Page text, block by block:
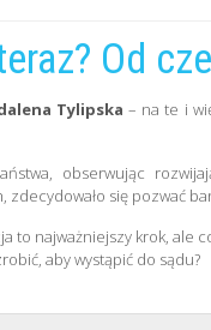
Od
Tylipska – na te i
obserwując
zdecydowało się pozwać
to najważniejszy krok, ale
aby wystąpić do sądu?